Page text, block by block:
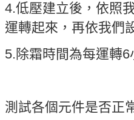
4.低壓建立後，依照
運轉起來，再依我們
5.除霜時間為每運轉
測試各個元件是否正